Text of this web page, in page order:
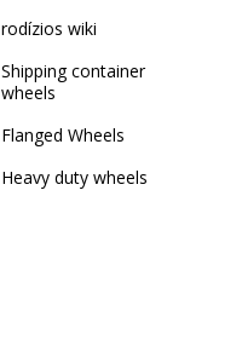
rodízios wiki
Shipping container
wheels
Flanged Wheels
Heavy duty wheels